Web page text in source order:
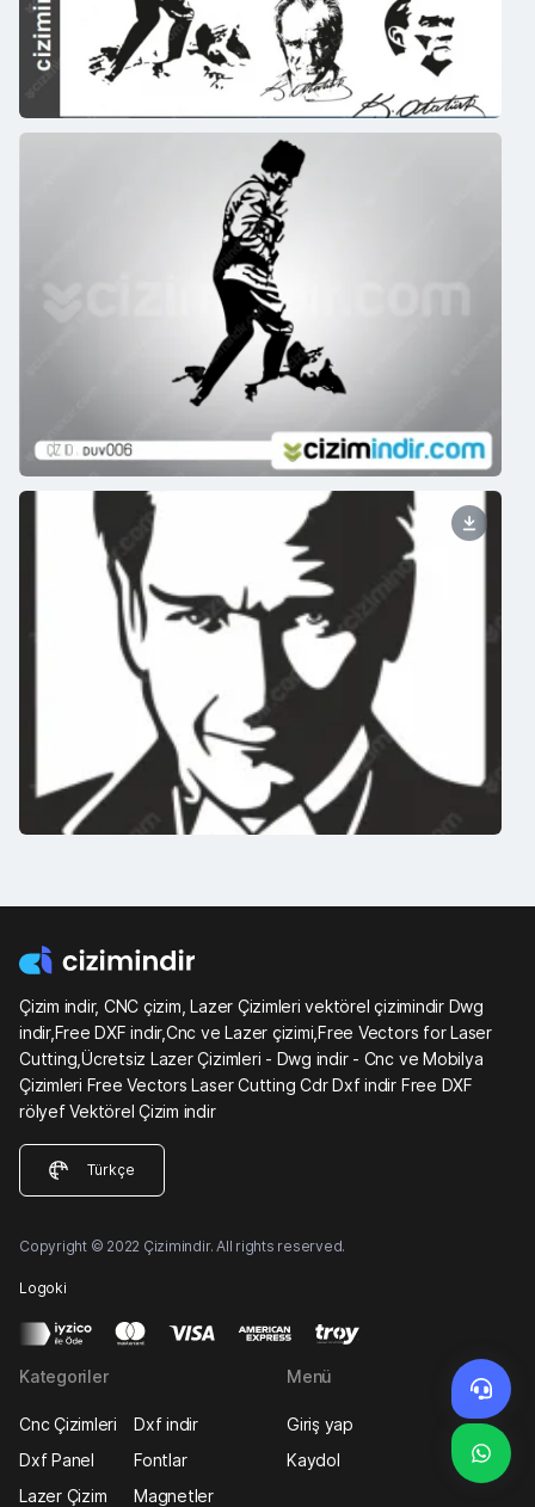
Çizim indir, CNC çizim, Lazer Çizimleri vektörel çizimindir Dwg
indir,Free DXF indir,Cnc ve Lazer çizimi,Free Vectors for Laser
Cutting,Ücretsiz Lazer Çizimleri - Dwg indir - Cnc ve Mobilya
Çizimleri Free Vectors Laser Cutting Cdr Dxf indir Free DXF
rölyef Vektörel Çizim indir
Türkçe
Copyright © 2022 Çizimindir. All rights reserved.
Logoki
Kategoriler
Cnc Çizimleri
Dxf indir
Dxf Panel
Fontlar
Lazer Çizim
Magnetler
Menü
Giriş yap
Kaydol